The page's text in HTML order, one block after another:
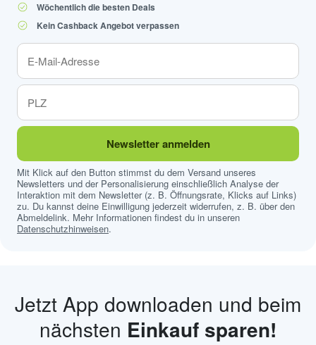
Wöchentlich die besten Deals
Kein Cashback Angebot verpassen
Newsletter anmelden
Mit Klick auf den Button stimmst du dem Versand unseres
Newsletters und der Personalisierung einschließlich Analyse der
Interaktion mit dem Newsletter (z. B. Öffnungsrate, Klicks auf Links)
zu. Du kannst deine Einwilligung jederzeit widerrufen, z. B. über den
Abmeldelink. Mehr Informationen findest du in unseren
Datenschutzhinweisen.
Jetzt App downloaden und beim
nächsten Einkauf sparen!